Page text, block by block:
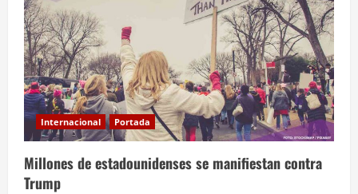
Internacional Portada
Millones de estadounidenses se manifiestan contra
Trump